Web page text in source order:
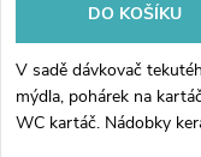
DO KOŠÍKU
V sadě dávkovač
mýdla, pohárek na
WC kartáč. Nádobky